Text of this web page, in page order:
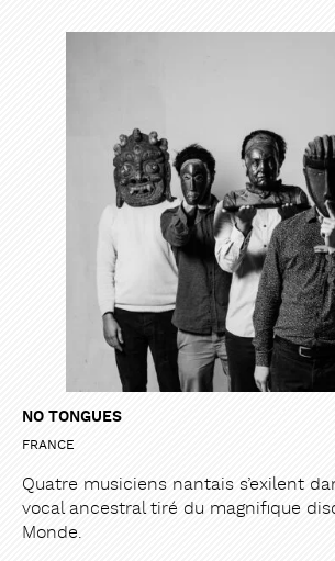
NO TONGUES
FRANCE
Quatre musiciens nantais s’exilent
vocal ancestral tiré du magnifique
Monde.
PARTAGER
PARTAGER